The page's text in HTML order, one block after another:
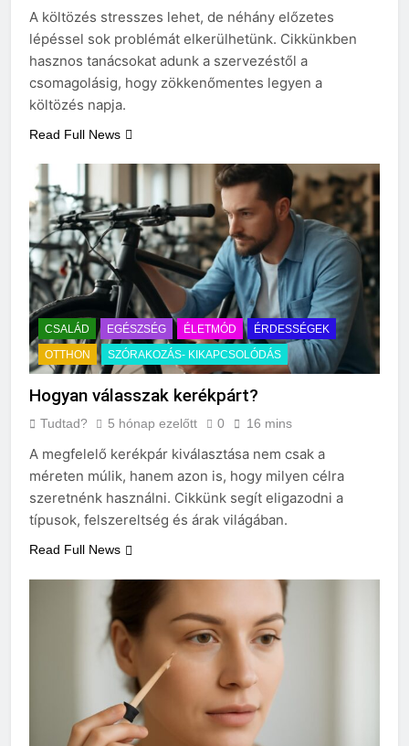
A költözés stresszes lehet, de néhány előzetes
lépéssel sok problémát elkerülhetünk. Cikkünkben
hasznos tanácsokat adunk a szervezéstől a
csomagolásig, hogy zökkenőmentes legyen a
költözés napja.
Read Full News
CSALÁD EGÉSZSÉG ÉLETMÓD
ÉRDESSÉGEK
OTTHON
SZÓRAKOZÁS- KIKAPCSOLÓDÁS
Hogyan válasszak kerékpárt?
Tudtad? 5 hónap ezelőtt 0 16 mins
A megfelelő kerékpár kiválasztása nem csak a
méreten múlik, hanem azon is, hogy milyen célra
szeretnénk használni. Cikkünk segít eligazodni a
típusok, felszereltség és árak világában.
Read Full News